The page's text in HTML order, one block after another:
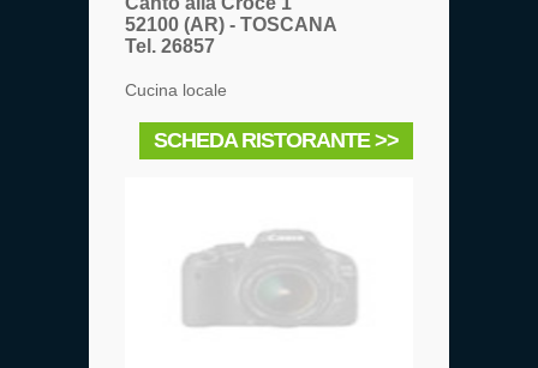
52100 (AR) - TOSCANA
Tel. 26857
Cucina locale
SCHEDA RISTORANTE >>